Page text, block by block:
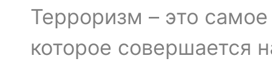
Терроризм – это
которое совершается